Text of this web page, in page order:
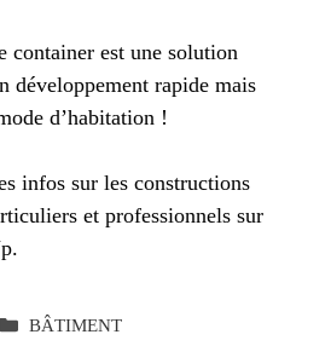
container est une solution
développement rapide mais
d’habitation !
infos sur les constructions
et professionnels sur
CATÉGORIES
BÂTIMENT